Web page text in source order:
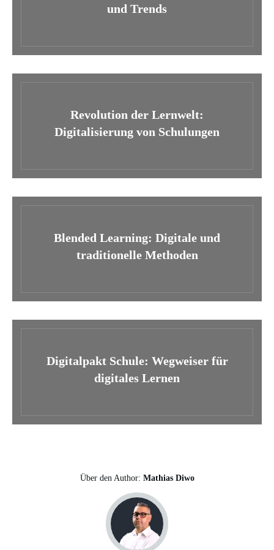
und Trends
Revolution der Lernwelt:
Digitalisierung von Schulungen
Blended Learning: Digitale und
traditionelle Methoden
Digitalpakt Schule: Wegweiser für
digitales Lernen
Über den Author: Mathias Diwo